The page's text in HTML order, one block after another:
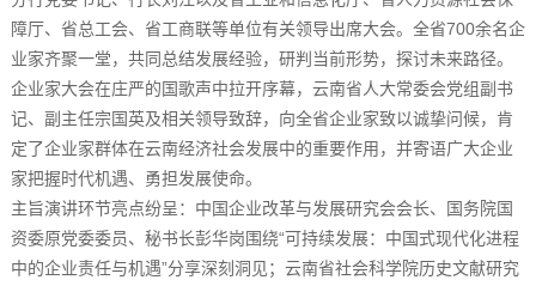
障厅、省总工会、省工商联等单位有关领导出席大会。全省700余名企
业家齐聚一堂，共同总结发展经验，研判当前形势，探讨未来路径。
企业家大会在庄严的国歌声中拉开序幕，云南省人大常委会党组副书
记、副主任宗国英及相关领导致辞，向全省企业家致以诚挚问候，肯
定了企业家群体在云南经济社会发展中的重要作用，并寄语广大企业
家把握时代机遇、勇担发展使命。
主旨演讲环节亮点纷呈：中国企业改革与发展研究会会长、国务院国
资委原党委委员、秘书长彭华岗围绕“可持续发展：中国式现代化进程
中的企业责任与机遇”分享深刻洞见；云南省社会科学院历史文献研究